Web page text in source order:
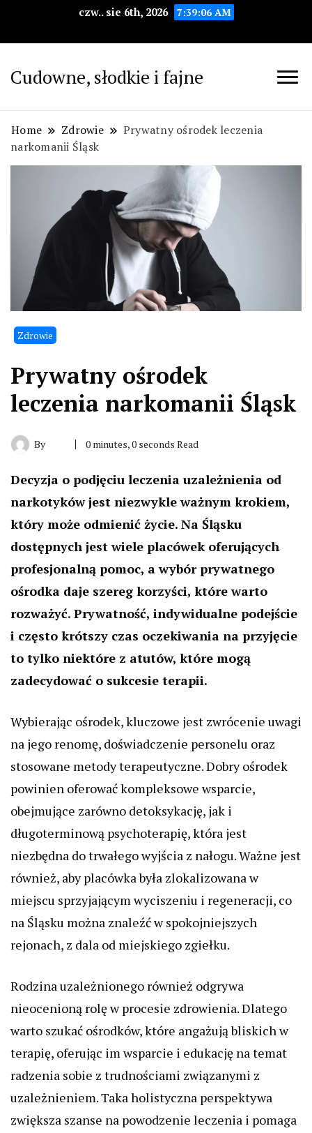
czw.. sie 6th, 2026 7:39:07 AM
Cudowne, słodkie i fajne
Home Zdrowie
Prywatny ośrodek leczenia
narkomanii Śląsk
Zdrowie
Prywatny ośrodek
leczenia narkomanii Śląsk
By 0 minutes, 0 seconds Read
Decyzja o podjęciu leczenia uzależnienia od
narkotyków jest niezwykle ważnym krokiem,
który może odmienić życie. Na Śląsku
dostępnych jest wiele placówek oferujących
profesjonalną pomoc, a wybór prywatnego
ośrodka daje szereg korzyści, które warto
rozważyć. Prywatność, indywidualne podejście
i często krótszy czas oczekiwania na przyjęcie
to tylko niektóre z atutów, które mogą
zadecydować o sukcesie terapii.
Wybierając ośrodek, kluczowe jest zwrócenie uwagi
na jego renomę, doświadczenie personelu oraz
stosowane metody terapeutyczne. Dobry ośrodek
powinien oferować kompleksowe wsparcie,
obejmujące zarówno detoksykację, jak i
długoterminową psychoterapię, która jest
niezbędna do trwałego wyjścia z nałogu. Ważne jest
również, aby placówka była zlokalizowana w
miejscu sprzyjającym wyciszeniu i regeneracji, co
na Śląsku można znaleźć w spokojniejszych
rejonach, z dala od miejskiego zgiełku.
Rodzina uzależnionego również odgrywa
nieocenioną rolę w procesie zdrowienia. Dlatego
warto szukać ośrodków, które angażują bliskich w
terapię, oferując im wsparcie i edukację na temat
radzenia sobie z trudnościami związanymi z
uzależnieniem. Taka holistyczna perspektywa
zwiększa szanse na powodzenie leczenia i pomaga